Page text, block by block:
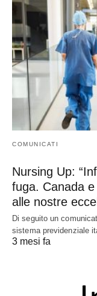
COMUNICATI
Nursing Up:
fuga. Canada
alle nostre
Di seguito un
sistema previdenziale
3 mesi fa